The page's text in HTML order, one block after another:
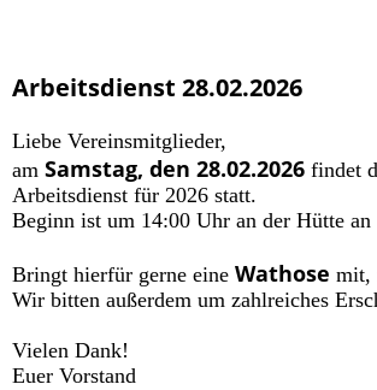
Arbeitsdienst 28.02.2026
Liebe Vereinsmitglieder,
am Samstag, den 28.02.2026 findet
Arbeitsdienst für 2026 statt.
Beginn ist um 14:00 Uhr an der Hütte an
Bringt hierfür gerne eine Wathose mit,
Wir bitten außerdem um zahlreiches
Vielen Dank!
Euer Vorstand